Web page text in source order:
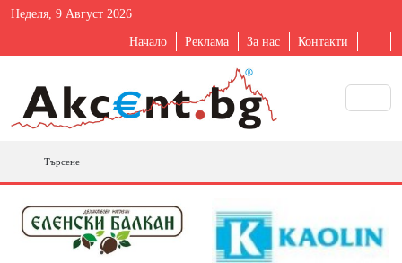
Неделя, 9 Август 2026
Начало Реклама За нас Контакти
Търсене